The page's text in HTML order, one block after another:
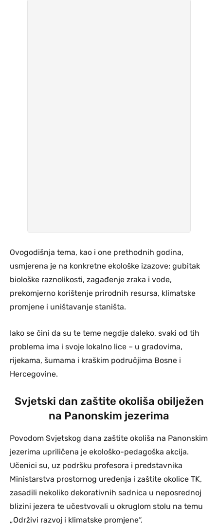
Ovogodišnja tema, kao i one prethodnih godina,
usmjerena je na konkretne ekološke izazove: gubitak
biološke raznolikosti, zagađenje zraka i vode,
prekomjerno korištenje prirodnih resursa, klimatske
promjene i uništavanje staništa.
Iako se čini da su te teme negdje daleko, svaki od tih
problema ima i svoje lokalno lice – u gradovima,
rijekama, šumama i kraškim područjima Bosne i
Hercegovine.
Svjetski dan zaštite okoliša obilježen
na Panonskim jezerima
Povodom Svjetskog dana zaštite okoliša na Panonskim
jezerima upriličena je ekološko-pedagoška akcija.
Učenici su, uz podršku profesora i predstavnika
Ministarstva prostornog uređenja i zaštite okolice TK,
zasadili nekoliko dekorativnih sadnica u neposrednoj
blizini jezera te učestvovali u okruglom stolu na temu
„Održivi razvoj i klimatske promjene“.